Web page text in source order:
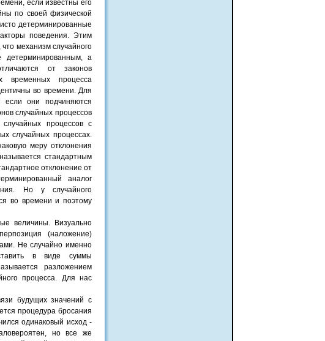
если известны его
по своей физической
детерминированные
поведения. Этим
механизм случайного
детерминированным, а
от законов
временных процесса
во времени. Для
если они подчиняются
случайных процессов
процессов с
случайных процессах.
меру отклонения
стандартным
отклонение от
аналог
Но у случайного
во времени и поэтому
величины. Визуально
(наложение)
Не случайно именно
в виде суммы
разложением
процесса. Для нас
будущих значений с
процедура бросания
одинаковый исход -
но все же